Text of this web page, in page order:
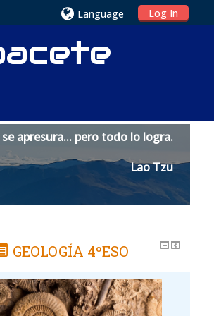
Log In
Language
apresura... pero todo lo logra.
Lao Tzu
GEOLOGÍA 4ºESO